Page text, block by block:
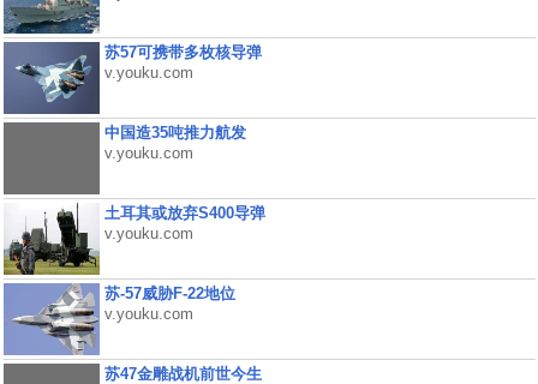
苏57可携带多枚核导弹
v.youku.com
中国造35吨推力航发
v.youku.com
土耳其或放弃S400导弹
v.youku.com
苏-57威胁F-22地位
v.youku.com
苏47金雕战机前世今生